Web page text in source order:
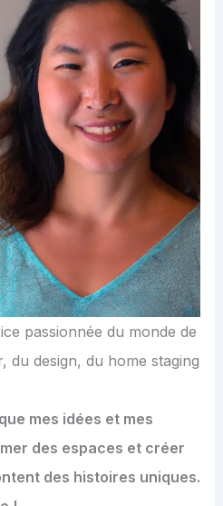
passionnée du monde de
du design, du home staging
mes idées et mes
des espaces et créer
des histoires uniques.